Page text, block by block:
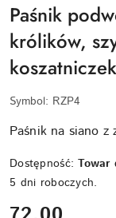
Paśnik
królików,
Symbol: RZP4
Paśnik na siano z
Dostępność:Towar
5 dni roboczych.